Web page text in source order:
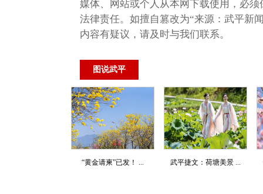
媒体、网站或个人从本网下载使用，必
法律责任。如擅自篡改为“来源：武平新
内容有疑议，请及时与我们联系。
图说武平
“黄金请柬”已发！ ... 武平捷文：荷塘美景 ...